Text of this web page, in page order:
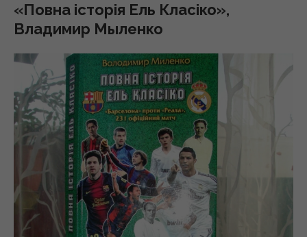
«Повна історія Ель Класіко»,
Владимир Мыленко